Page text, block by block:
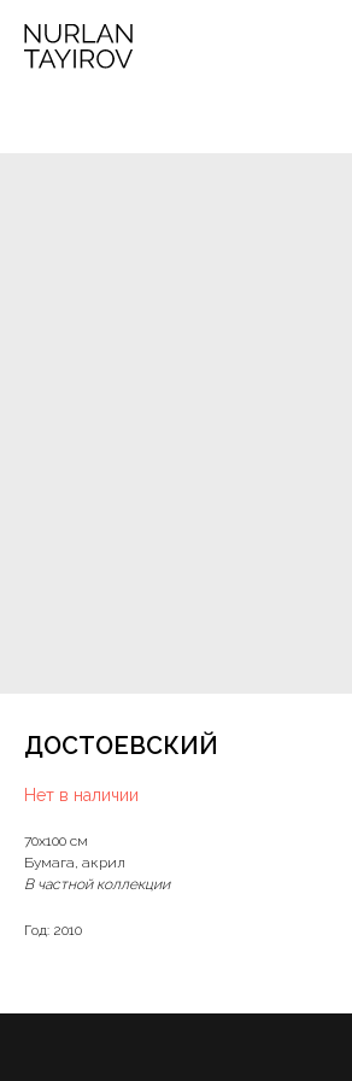
ДОСТОЕВСКИЙ
Нет в наличии
70х100 см
Бумага, акрил
В частной коллекции
Год: 2010